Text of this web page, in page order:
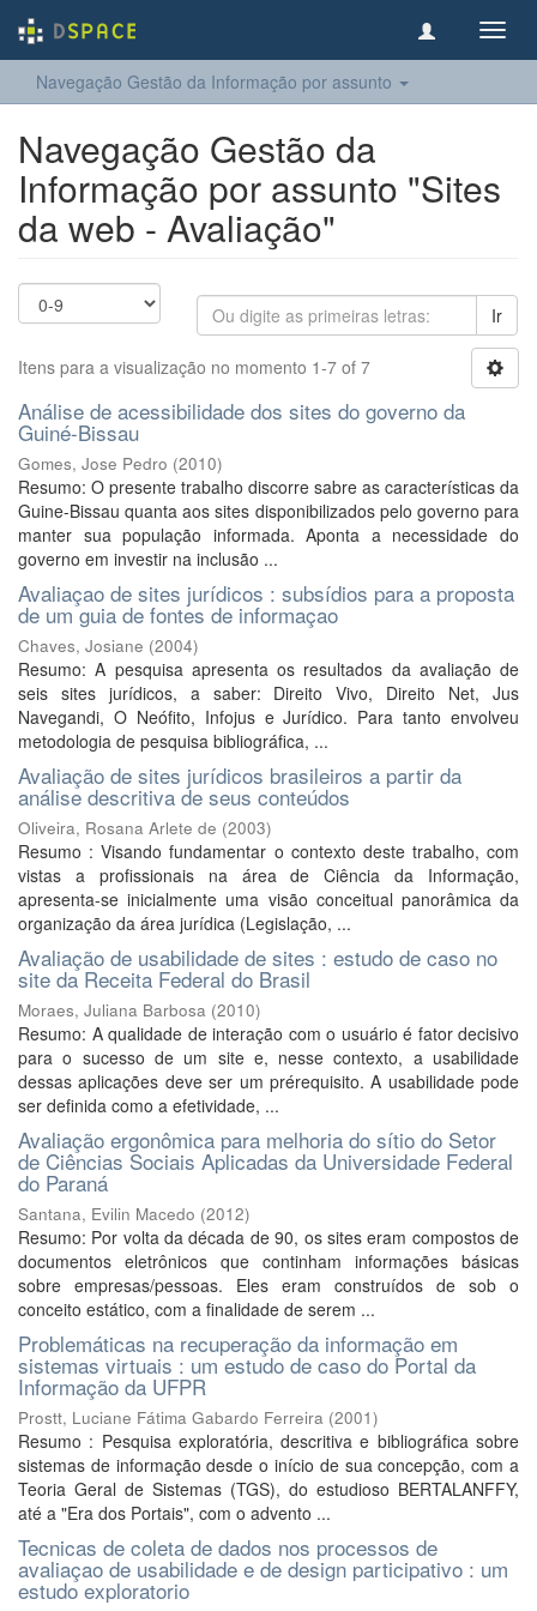
Navegação Gestão da Informação por assunto
Navegação Gestão da
Informação por assunto "Sites
da web - Avaliação"
Ir
Itens para a visualização no momento 1-7 of 7
Análise de acessibilidade dos sites do governo da
Guiné-Bissau
Gomes, Jose Pedro (2010)
Resumo: O presente trabalho discorre sabre as características da
Guine-Bissau quanta aos sites disponibilizados pelo governo para
manter sua população informada. Aponta a necessidade do
governo em investir na inclusão ...
Avaliaçao de sites jurídicos : subsídios para a proposta
de um guia de fontes de informaçao
Chaves, Josiane (2004)
Resumo: A pesquisa apresenta os resultados da avaliação de
seis sites jurídicos, a saber: Direito Vivo, Direito Net, Jus
Navegandi, O Neófito, Infojus e Jurídico. Para tanto envolveu
metodologia de pesquisa bibliográfica, ...
Avaliação de sites jurídicos brasileiros a partir da
análise descritiva de seus conteúdos
Oliveira, Rosana Arlete de (2003)
Resumo : Visando fundamentar o contexto deste trabalho, com
vistas a profissionais na área de Ciência da Informação,
apresenta-se inicialmente uma visão conceitual panorâmica da
organização da área jurídica (Legislação, ...
Avaliação de usabilidade de sites : estudo de caso no
site da Receita Federal do Brasil
Moraes, Juliana Barbosa (2010)
Resumo: A qualidade de interação com o usuário é fator decisivo
para o sucesso de um site e, nesse contexto, a usabilidade
dessas aplicações deve ser um prérequisito. A usabilidade pode
ser definida como a efetividade, ...
Avaliação ergonômica para melhoria do sítio do Setor
de Ciências Sociais Aplicadas da Universidade Federal
do Paraná
Santana, Evilin Macedo (2012)
Resumo: Por volta da década de 90, os sites eram compostos de
documentos eletrônicos que continham informações básicas
sobre empresas/pessoas. Eles eram construídos de sob o
conceito estático, com a finalidade de serem ...
Problemáticas na recuperação da informação em
sistemas virtuais : um estudo de caso do Portal da
Informação da UFPR
Prostt, Luciane Fátima Gabardo Ferreira (2001)
Resumo : Pesquisa exploratória, descritiva e bibliográfica sobre
sistemas de informação desde o início de sua concepção, com a
Teoria Geral de Sistemas (TGS), do estudioso BERTALANFFY,
até a "Era dos Portais", com o advento ...
Tecnicas de coleta de dados nos processos de
avaliaçao de usabilidade e de design participativo : um
estudo exploratorio